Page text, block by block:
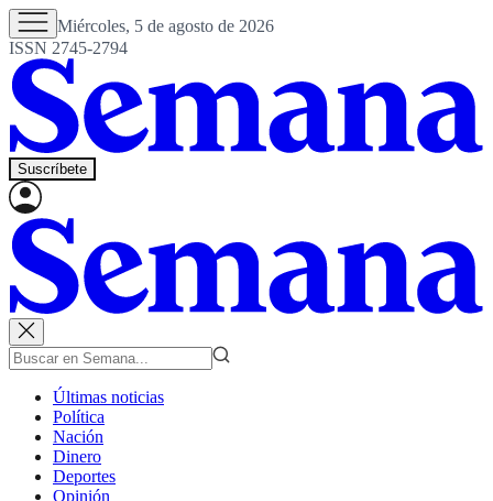
Miércoles, 5 de agosto de 2026
ISSN 2745-2794
Suscríbete
Últimas noticias
Política
Nación
Dinero
Deportes
Opinión